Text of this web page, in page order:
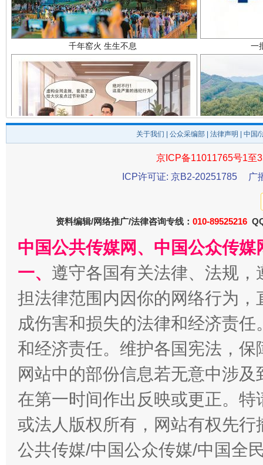
受贿1.44亿！段成刚被判无期 从幼
关于我们 公众采编部 法律声明 | 中国
京ICP备11011765号1至
ICP许可证: 京B2-20251785
广
资料编辑/网络推广/法律咨询专线： 010-89525216
中国公共传媒网、中国公众传
一、 遵守各国有关法律、法规
担法律范围内因你的网络行为
成伤害和损失的法律和经济责
和经济责任。维护各国宪法，
网站中的部份信息若无意中涉
在第一时间作出反映或更正。
或法人版权所有，网站有权先
公共传媒/中国公众传媒/中国全